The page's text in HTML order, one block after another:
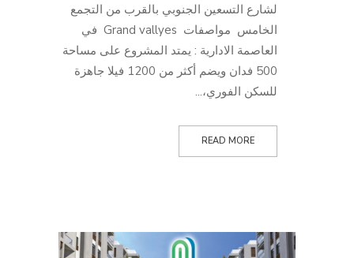
لشارع التسعين الجنوبي بالقرب من التجمع
الخامس مواصفات Grand vallyes في
العاصمة الادارية : يمتد المشروع على مساحة
500 فدان ويضم أكثر من 1200 فيلا جاهزة
للسكن الفوري،...
READ MORE